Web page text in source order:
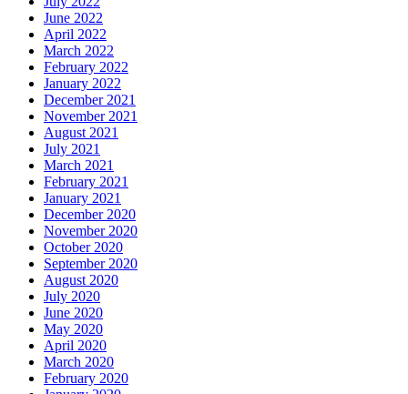
June 2022
April 2022
March 2022
February 2022
January 2022
December 2021
November 2021
August 2021
July 2021
March 2021
February 2021
January 2021
December 2020
November 2020
October 2020
September 2020
August 2020
July 2020
June 2020
May 2020
April 2020
March 2020
February 2020